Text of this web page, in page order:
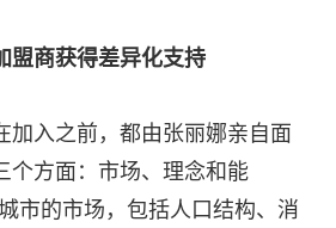
盟商获得差异化支持
加入之前，都由张丽娜亲自面
个方面：市场、理念和能
市的市场，包括人口结构、消